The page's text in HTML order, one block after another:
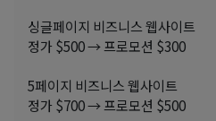
싱글페이지 비즈니스 웹사이트
정가 $500 → 프로모션 $300
5페이지 비즈니스 웹사이트
정가 $700 → 프로모션 $500